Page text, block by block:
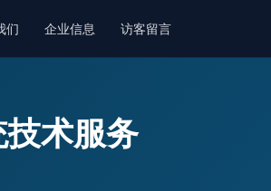
们 企业信息 访客留言
术服务